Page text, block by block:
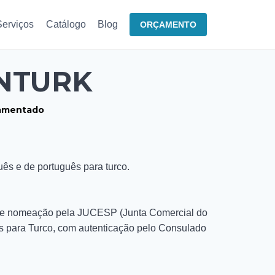
Catálogo Blog ORÇAMENTO
e de português para turco.
nomeação pela JUCESP (Junta Comercial do
para Turco, com autenticação pelo Consulado